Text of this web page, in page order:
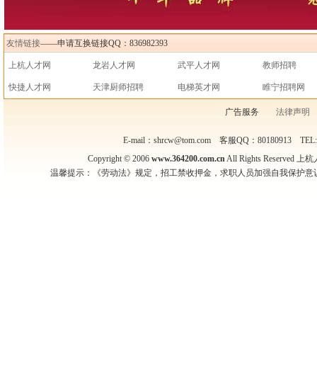
友情链接——申请互换链接QQ：836982393
上杭人才网 龙岩人才网 武平人才网 教师招聘
快捷人才网 天津厨师招聘 电梯英才网 睢宁招聘网
广告服务 法律声明
E-mail：shrcw@tom.com 客服QQ：80180913
Copyright © 2006 www.364200.com.cnAll Rights Reserved
温馨提示：《劳动法》规定，招工禁收押金，求职人员加强自我保护